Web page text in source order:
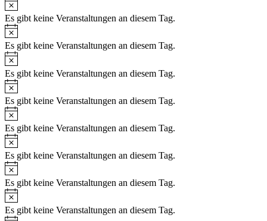
Es gibt keine Veranstaltungen an diesem Tag.
Es gibt keine Veranstaltungen an diesem Tag.
Es gibt keine Veranstaltungen an diesem Tag.
Es gibt keine Veranstaltungen an diesem Tag.
Es gibt keine Veranstaltungen an diesem Tag.
Es gibt keine Veranstaltungen an diesem Tag.
Es gibt keine Veranstaltungen an diesem Tag.
Es gibt keine Veranstaltungen an diesem Tag.